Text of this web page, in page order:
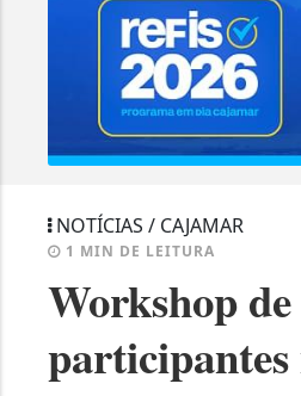
NOTÍCIAS / CAJAMAR
1 MIN DE LEITURA
Workshop